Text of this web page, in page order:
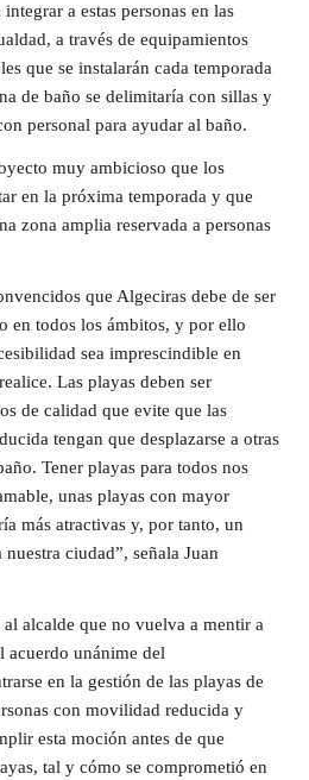
a estas personas en las
a través de equipamientos
que se instalarán cada temporada
de baño se delimitaría con sillas y
personal para ayudar al baño.
muy ambicioso que los
en la próxima temporada y que
zona amplia reservada a personas
que Algeciras debe de ser
en todos los ámbitos, y por ello
sea imprescindible en
Las playas deben ser
de calidad que evite que las
tengan que desplazarse a otras
Tener playas para todos nos
unas playas con mayor
más atractivas y, por tanto, un
ciudad”, señala Juan
alcalde que no vuelva a mentir a
acuerdo unánime del
en la gestión de las playas de
con movilidad reducida y
esta moción antes de que
tal y cómo se comprometió en